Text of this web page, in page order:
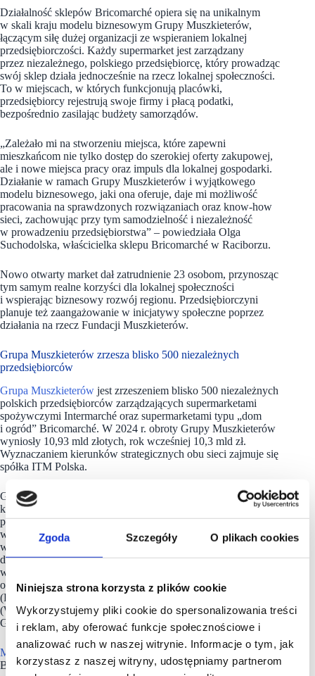
Zgoda Szczegóły O plikach cookies
Niniejsza strona korzysta z plików cookie
Wykorzystujemy pliki cookie do spersonalizowania treści
i reklam, aby oferować funkcje społecznościowe i
analizować ruch w naszej witrynie. Informacje o tym, jak
korzystasz z naszej witryny, udostępniamy partnerom
Działalność sklepów Bricomarché opiera się na unikalnym
w skali kraju modelu biznesowym Grupy Muszkieterów,
łączącym siłę dużej organizacji ze wspieraniem lokalnej
przedsiębiorczości. Każdy supermarket jest zarządzany
przez niezależnego, polskiego przedsiębiorcę, który prowadząc
swój sklep działa jednocześnie na rzecz lokalnej społeczności.
To w miejscach, w których funkcjonują placówki,
przedsiębiorcy rejestrują swoje firmy i płacą podatki,
bezpośrednio zasilając budżety samorządów.
„Zależało mi na stworzeniu miejsca, które zapewni
mieszkańcom nie tylko dostęp do szerokiej oferty zakupowej,
ale i nowe miejsca pracy oraz impuls dla lokalnej gospodarki.
Działanie w ramach Grupy Muszkieterów i wyjątkowego
modelu biznesowego, jaki ona oferuje, daje mi możliwość
pracowania na sprawdzonych rozwiązaniach oraz know-how
sieci, zachowując przy tym samodzielność i niezależność
w prowadzeniu przedsiębiorstwa” – powiedziała Olga
Suchodolska, właścicielka sklepu Bricomarché w Raciborzu.
Nowo otwarty market dał zatrudnienie 23 osobom, przynosząc
tym samym realne korzyści dla lokalnej społeczności
i wspierając biznesowy rozwój regionu. Przedsiębiorczyni
planuje też zaangażowanie w inicjatywy społeczne poprzez
działania na rzecz Fundacji Muszkieterów.
Grupa Muszkieterów zrzesza blisko 500 niezależnych
przedsiębiorców
Grupa Muszkieterów jest zrzeszeniem blisko 500 niezależnych
polskich przedsiębiorców zarządzających supermarketami
spożywczymi Intermarché oraz supermarketami typu „dom
i ogród” Bricomarché. W 2024 r. obroty Grupy Muszkieterów
wyniosły 10,93 mld złotych, rok wcześniej 10,3 mld zł.
Wyznaczaniem kierunków strategicznych obu sieci zajmuje się
spółka ITM Polska.
Grupa Muszkieterów jest regularnie nagradzana w licznych
konkursach i rankingach, m.in. w rankingu najlepszych
polskich pracodawców tygodnika „Wprost” (8. miejsce
w 2024 r.), na Liście 2000 dziennika „Rzeczpospolita”, czyli
w zestawieniu największych firm w Polsce (57. pozycja wg.
danych za 2024 r.), w rankingu „1000 największych firm
w Polsce” „Gazety Finansowej” (48. miejsce w 2024 r.)
oraz w ramach konkursów TOP Franczyzobiorca 2024
(Franchising.pl) i Franczyzowy Superbohater 2025
(Wiadomości Handlowe) nagrody otrzymali przedsiębiorcy
Grupy Muszkieterów.
Muszkieterowie
są obecni w 4 krajach Europy: Polsce, Francji,
Belgii i Portugalii.